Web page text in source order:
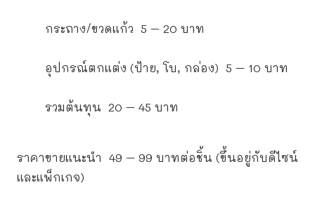
กระถาง/ขวดแก้ว 5 – 20 บาท
อุปกรณ์ตกแต่ง (ป้าย, โบ, กล่อง) 5 – 10 บาท
รวมต้นทุน 20 – 45 บาท
ราคาขายแนะนำ 49 – 99 บาทต่อชิ้น (ขึ้นอยู่กับดีไซน์
และแพ็กเกจ)